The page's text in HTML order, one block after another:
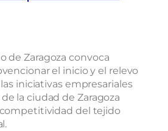
de Zaragoza convoca
el inicio y el relevo
iniciativas empresariales
la ciudad de Zaragoza
del tejido